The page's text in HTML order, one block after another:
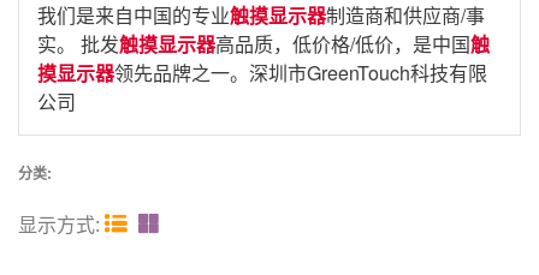
我们是来自中国的专业触摸显示器制造商和供应商/事
实。 批发触摸显示器高品质，低价格/低价，是中国触
摸显示器领先品牌之一。深圳市GreenTouch科技有限
公司
分类:
显示方式:  